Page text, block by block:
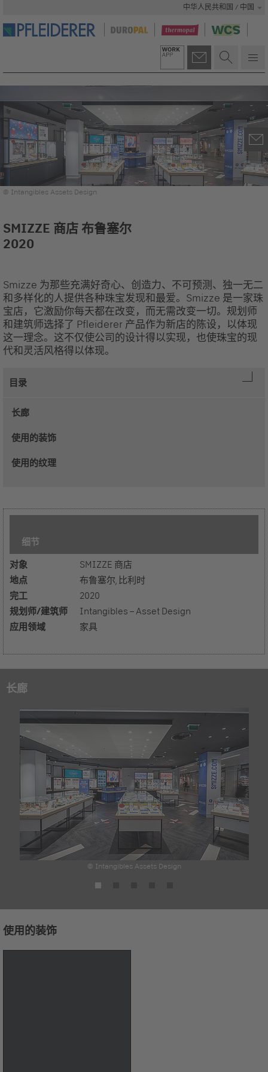
中华人民共和国 / 中国
© Intangibles Assets Design
SMIZZE 商店 布鲁塞尔
2020
Smizze 为那些充满好奇心、创造力、不可预测、独一无二
和多样化的人提供各种珠宝发现和最爱。Smizze 是一家珠
宝店，它激励你每天都在改变，而无需改变一切。规划师
和建筑师选择了 Pfleiderer 产品作为新店的陈设，以体现
这一理念。这不仅使公司的设计得以实现，也使珠宝的现
代和灵活风格得以体现。
目录
长廊
使用的装饰
使用的纹理
细节
对象 SMIZZE 商店
地点 布鲁塞尔, 比利时
完工 2020
规划师/建筑师 Intangibles – Asset Design
应用领域 家具
长廊
© Intangibles Assets Design
使用的装饰